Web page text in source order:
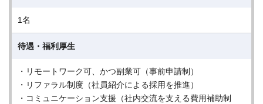
1名
待遇・福利厚生
・リモートワーク可、かつ副業可（事前申請制）
・リファラル制度（社員紹介による採用を推進）
・コミュニケーション支援（社内交流を支える費用補助制